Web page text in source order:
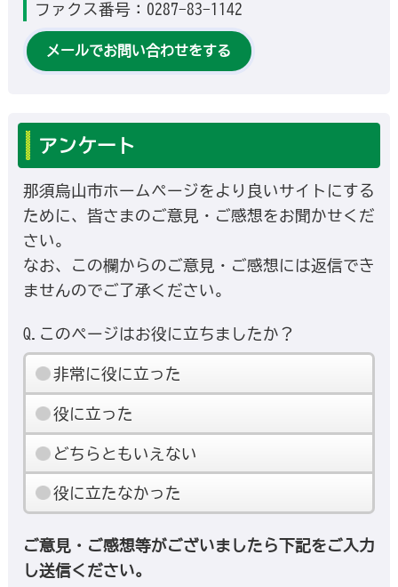
ファクス番号：0287-83-1142
メールでお問い合わせをする
アンケート
那須烏山市ホームページをより良いサイトにする
ために、皆さまのご意見・ご感想をお聞かせくだ
さい。
なお、この欄からのご意見・ご感想には返信でき
ませんのでご了承ください。
Q.このページはお役に立ちましたか？
非常に役に立った
役に立った
どちらともいえない
役に立たなかった
ご意見・ご感想等がございましたら下記をご入力
し送信ください。